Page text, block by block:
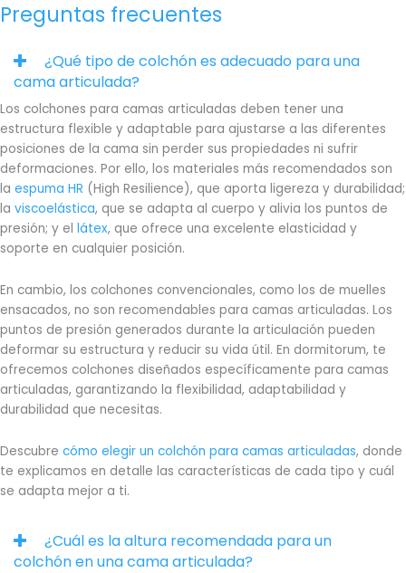
Preguntas frecuentes
¿Qué tipo de colchón es adecuado para una
cama articulada?
Los colchones para camas articuladas deben tener una
estructura flexible y adaptable para ajustarse a las diferentes
posiciones de la cama sin perder sus propiedades ni sufrir
deformaciones. Por ello, los materiales más recomendados son
la espuma HR (High Resilience), que aporta ligereza y durabilidad;
la viscoelástica, que se adapta al cuerpo y alivia los puntos de
presión; y el látex, que ofrece una excelente elasticidad y
soporte en cualquier posición.
En cambio, los colchones convencionales, como los de muelles
ensacados, no son recomendables para camas articuladas. Los
puntos de presión generados durante la articulación pueden
deformar su estructura y reducir su vida útil. En dormitorum, te
ofrecemos colchones diseñados específicamente para camas
articuladas, garantizando la flexibilidad, adaptabilidad y
durabilidad que necesitas.
Descubre cómo elegir un colchón para camas articuladas, donde
te explicamos en detalle las características de cada tipo y cuál
se adapta mejor a ti.
¿Cuál es la altura recomendada para un
colchón en una cama articulada?